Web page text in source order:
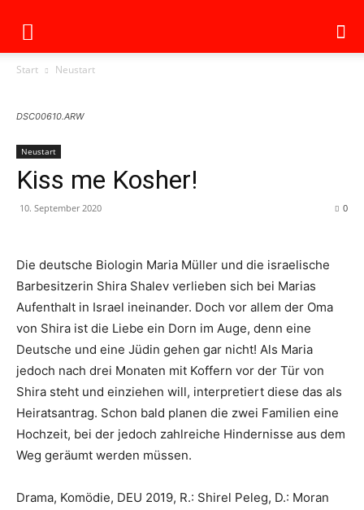
Start Neustart
DSC00610.ARW
Neustart
Kiss me Kosher!
10. September 2020 0
Die deutsche Biologin Maria Müller und die israelische
Barbesitzerin Shira Shalev verlieben sich bei Marias
Aufenthalt in Israel ineinander. Doch vor allem der Oma
von Shira ist die Liebe ein Dorn im Auge, denn eine
Deutsche und eine Jüdin gehen gar nicht! Als Maria
jedoch nach drei Monaten mit Koffern vor der Tür von
Shira steht und einziehen will, interpretiert diese das als
Heiratsantrag. Schon bald planen die zwei Familien eine
Hochzeit, bei der jedoch zahlreiche Hindernisse aus dem
Weg geräumt werden müssen.
Drama, Komödie, DEU 2019, R.: Shirel Peleg, D.: Moran